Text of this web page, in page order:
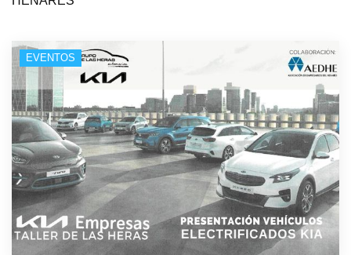
EVENTOS